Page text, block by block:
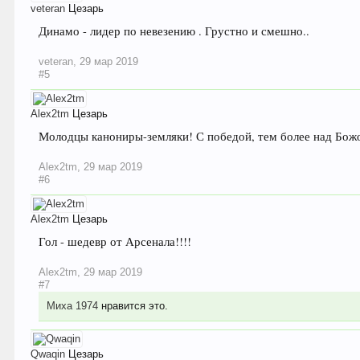
veteran Цезарь
Динамо - лидер по невезению . Грустно и смешно..
veteran, 29 мар 2019
#5
Alex2tm Цезарь
Молодцы канониры-земляки! С победой, тем более над
Alex2tm, 29 мар 2019
#6
Alex2tm Цезарь
Гол - шедевр от Арсенала!!!!
Alex2tm, 29 мар 2019
#7
Миха 1974 нравится это.
Qwaqin Цезарь